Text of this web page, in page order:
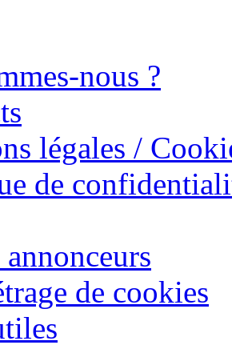
nous ?
légales /
de
annonceurs
de cookies